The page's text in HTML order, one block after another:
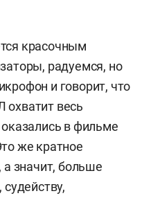
красочным
радуемся, но
и говорит, что
весь
в фильме
же кратное
а значит, больше